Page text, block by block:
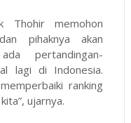
Thohir memohon
pihaknya akan
pertandingan-
lagi di Indonesia.
ranking
ujarnya.